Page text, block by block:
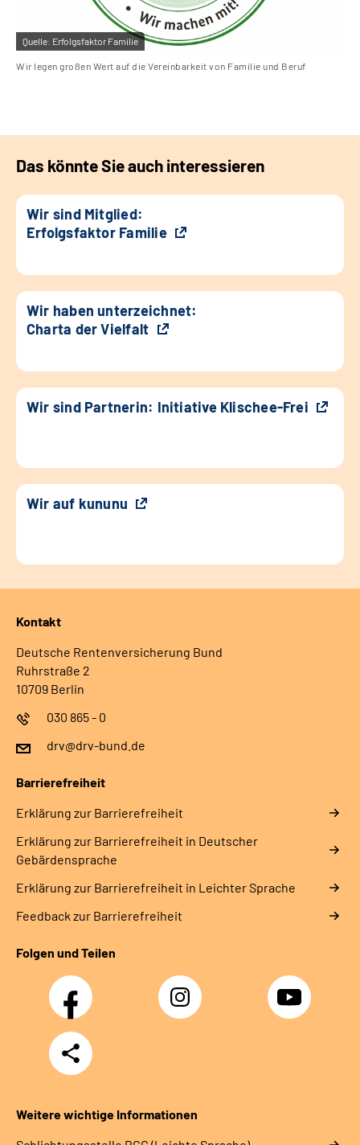
Quelle: Erfolgsfaktor Familie
Wir legen großen Wert auf die Vereinbarkeit von Familie und Beruf
Das könnte Sie auch interessieren
Wir sind Mitglied:
Erfolgsfaktor Familie
Wir haben unterzeichnet:
Charta der Vielfalt
Wir sind Partnerin: Initiative Klischee-Frei
Wir auf kununu
Kontakt
Deutsche Rentenversicherung Bund
Ruhrstraße 2
10709 Berlin
030 865 - 0
drv@drv-bund.de
Barrierefreiheit
Erklärung zur Barrierefreiheit
Erklärung zur Barrierefreiheit in Deutscher
Gebärdensprache
Erklärung zur Barrierefreiheit in Leichter Sprache
Feedback zur Barrierefreiheit
Folgen und Teilen
Facebook Instagram YouTube
Teilen
Weitere wichtige Informationen